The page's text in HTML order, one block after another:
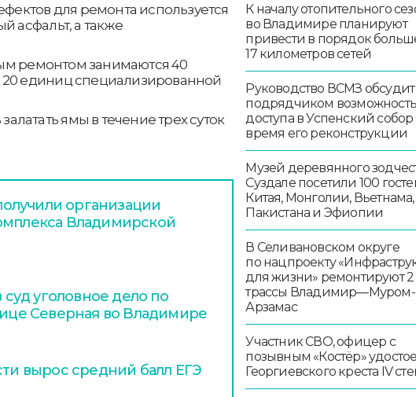
для ремонта используется
асфальт, а также
ремонтом занимаются 40
единиц специализированной
ямы в течение трех суток
организации
Владимирской
уголовное дело по
Северная во Владимире
вырос средний балл ЕГЭ
К началу отопительного
во Владимире планируют
привести в порядок
17 километров сетей
Руководство ВСМЗ обсудит
подрядчиком возможность
доступа в Успенский собор
время его реконструкции
Музей деревянного
Суздале посетили 100
Китая, Монголии, Вьетнама,
Пакистана и Эфиопии
В Селивановском округе
по нацпроекту
для жизни» ремонтируют
трассы Владимир—Муром-
Арзамас
Участник СВО, офицер с
позывным «Костёр»
Георгиевского креста IV